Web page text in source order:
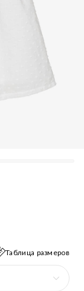
Таблица размеров